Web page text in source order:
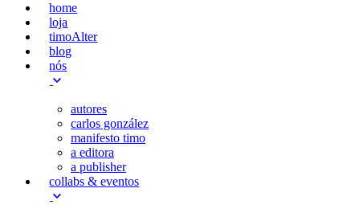
home
loja
timoAlter
blog
nós
autores
carlos gonzález
manifesto timo
a editora
a publisher
collabs & eventos